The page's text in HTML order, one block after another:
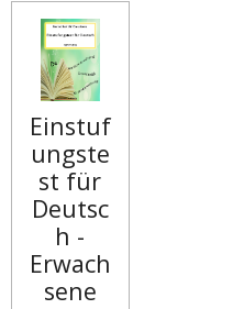
Einstuf
ungste
st für
Deutsc
h -
Erwach
sene